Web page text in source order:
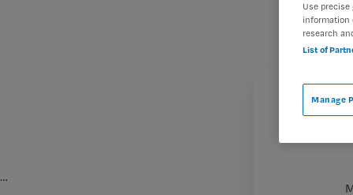
…
Use
information
research
List of
Manage